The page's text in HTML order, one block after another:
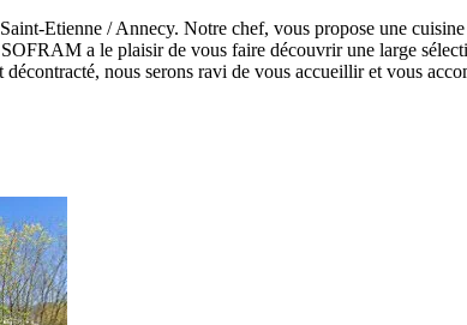
Etienne / Annecy. Notre chef, vous propose une
a le plaisir de vous faire découvrir une large
nous serons ravi de vous accueillir et vous